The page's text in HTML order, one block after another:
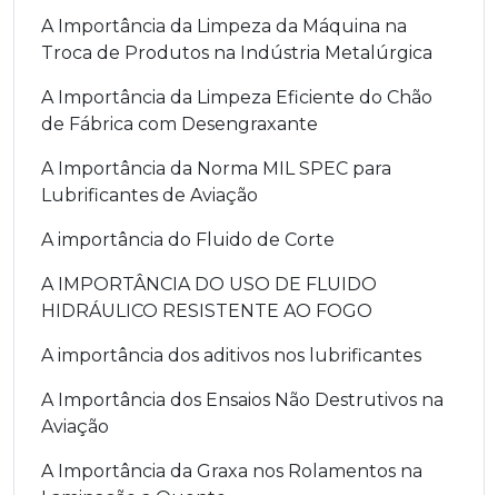
A Importância da Limpeza da Máquina na
Troca de Produtos na Indústria Metalúrgica
A Importância da Limpeza Eficiente do Chão
de Fábrica com Desengraxante
A Importância da Norma MIL SPEC para
Lubrificantes de Aviação
A importância do Fluido de Corte
A IMPORTÂNCIA DO USO DE FLUIDO
HIDRÁULICO RESISTENTE AO FOGO
A importância dos aditivos nos lubrificantes
A Importância dos Ensaios Não Destrutivos na
Aviação
A Importância da Graxa nos Rolamentos na